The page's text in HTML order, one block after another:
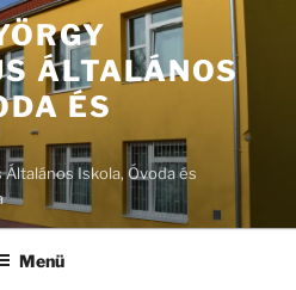
ÁLTALÁNOS
ÉS
Iskola, Óvoda és
Menü